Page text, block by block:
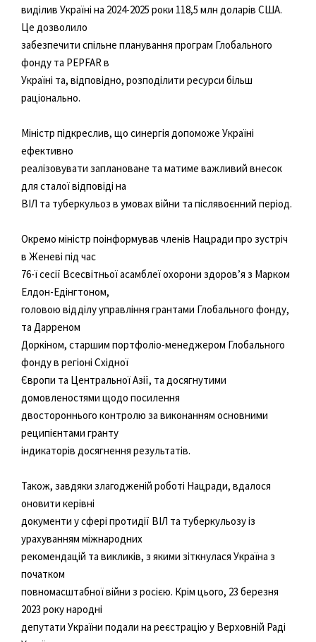
виділив Україні на 2024-2025 роки 118,5 млн доларів США.
Це дозволило
забезпечити спільне планування програм Глобального
фонду та PEPFAR в
Україні та, відповідно, розподілити ресурси більш
раціонально.
Міністр підкреслив, що синергія допоможе Україні
ефективно
реалізовувати заплановане та матиме важливий внесок
для сталої відповіді на
ВІЛ та туберкульоз в умовах війни та післявоєнний період.
Окремо міністр поінформував членів Нацради про зустріч
в Женеві під час
76-ї сесії Всесвітньої асамблеї охорони здоров’я з Марком
Елдон-Едінгтоном,
головою відділу управління грантами Глобального фонду,
та Дарреном
Доркіном, старшим портфоліо-менеджером Глобального
фонду в регіоні Східної
Європи та Центральної Азії, та досягнутими
домовленостями щодо посилення
двостороннього контролю за виконанням основними
реципієнтами гранту
індикаторів досягнення результатів.
Також, завдяки злагодженій роботі Нацради, вдалося
оновити керівні
документи у сфері протидії ВІЛ та туберкульозу із
урахуванням міжнародних
рекомендацій та викликів, з якими зіткнулася Україна з
початком
повномасштабної війни з росією. Крім цього, 23 березня
2023 року народні
депутати України подали на реєстрацію у Верховній Раді